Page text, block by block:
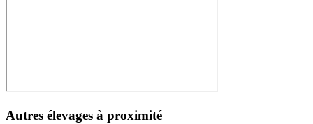
Autres élevages à proximité